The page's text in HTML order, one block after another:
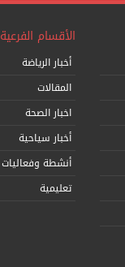
الأقسام الفرعية
أخبار الرياضة
المقالات
اخبار الصحة
أخبار سياحية
أنشطة وفعاليات
تعليمية